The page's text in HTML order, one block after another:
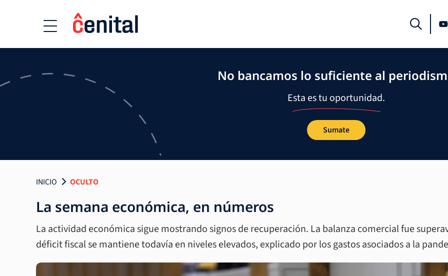
No bancamos lo suficiente al
Esta es tu oportunidad.
Sumate
INICIO OCULTO
La semana económica, en números
La actividad económica sigue mostrando signos de recuperación. La balanza comercial fue
déficit fiscal se mantiene todavía en niveles elevados, explicado por los gastos asociados a la